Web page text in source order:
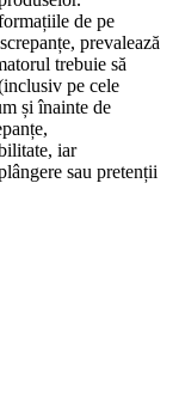
de pe
prevalează
trebuie să
pe cele
și înainte de
iar
sau pretenții